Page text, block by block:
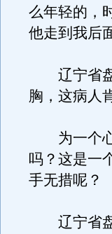
么年轻的，
他走到我后
辽宁省盘
胸，这病人
为一个
吗？这是一
手无措呢？
辽宁省盘